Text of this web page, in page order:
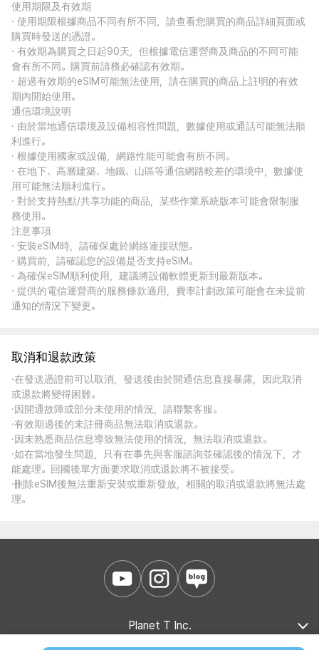
使用期限及有效期
· 使用期限根據商品不同有所不同，請查看您購買的商品詳細頁面或
購買時發送的憑證。
· 有效期為購買之日起90天，但根據電信運營商及商品的不同可能
會有所不同。購買前請務必確認有效期。
· 超過有效期的eSIM可能無法使用，請在購買的商品上註明的有效
期內開始使用。
通信環境說明
· 由於當地通信環境及設備相容性問題，數據使用或通話可能無法順
利進行。
· 根據使用國家或設備，網路性能可能會有所不同。
· 在地下、高層建築、地鐵、山區等通信網路較差的環境中，數據使
用可能無法順利進行。
· 對於支持熱點/共享功能的商品，某些作業系統版本可能會限制服
務使用。
注意事項
· 安裝eSIM時，請確保處於網絡連接狀態。
· 購買前，請確認您的設備是否支持eSIM。
· 為確保eSIM順利使用，建議將設備軟體更新到最新版本。
· 提供的電信運營商的服務條款適用，費率計劃政策可能會在未提前
通知的情況下變更。
取消和退款政策
·在發送憑證前可以取消，發送後由於開通信息直接暴露，因此取消
或退款將變得困難。
·因開通故障或部分未使用的情況，請聯繫客服。
·有效期過後的未註冊商品無法取消或退款。
·因未熟悉商品信息導致無法使用的情況，無法取消或退款。
·如在當地發生問題，只有在事先與客服諮詢並確認後的情況下，才
能處理。回國後單方面要求取消或退款將不被接受。
·刪除eSIM後無法重新安裝或重新發放，相關的取消或退款將無法處
理。
Planet T Inc.